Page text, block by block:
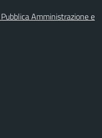
Amministrazione e